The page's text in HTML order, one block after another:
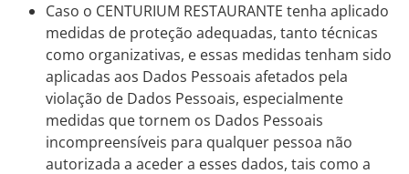
Caso o CENTURIUM RESTAURANTE tenha aplicado
medidas de proteção adequadas, tanto técnicas
como organizativas, e essas medidas tenham sido
aplicadas aos Dados Pessoais afetados pela
violação de Dados Pessoais, especialmente
medidas que tornem os Dados Pessoais
incompreensíveis para qualquer pessoa não
autorizada a aceder a esses dados, tais como a